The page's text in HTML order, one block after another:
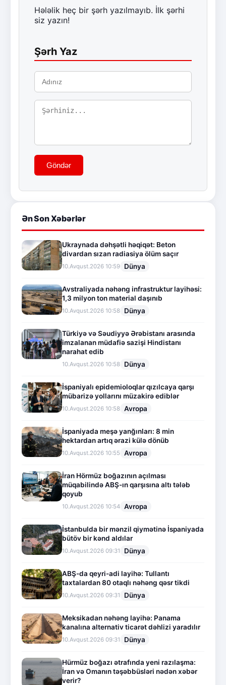
Hələlik heç bir şərh yazılmayıb. İlk şərhi
siz yazın!
Şərh Yaz
Göndər
Ən Son Xəbərlər
Ukraynada dəhşətli həqiqət: Beton
divardan sızan radiasiya ölüm saçır
10.Avqust.2026 10:59 Dünya
Avstraliyada nəhəng infrastruktur layihəsi:
1,3 milyon ton material daşınıb
10.Avqust.2026 10:58 Dünya
Türkiyə və Səudiyyə Ərəbistanı arasında
imzalanan müdafiə sazişi Hindistanı
narahat edib
10.Avqust.2026 10:58 Dünya
İspaniyalı epidemioloqlar qızılcaya qarşı
mübarizə yollarını müzakirə ediblər
10.Avqust.2026 10:58 Avropa
İspaniyada meşə yanğınları: 8 min
hektardan artıq ərazi külə dönüb
10.Avqust.2026 10:55 Avropa
İran Hörmüz boğazının açılması
müqabilində ABŞ-ın qarşısına altı tələb
qoyub
10.Avqust.2026 10:54 Avropa
İstanbulda bir mənzil qiymətinə İspaniyada
bütöv bir kənd aldılar
10.Avqust.2026 09:31 Dünya
ABŞ-da qeyri-adi layihə: Tullantı
taxtalardan 80 otaqlı nəhəng qəsr tikdi
10.Avqust.2026 09:31 Dünya
Meksikadan nəhəng layihə: Panama
kanalına alternativ ticarət dəhlizi yaradılır
10.Avqust.2026 09:31 Dünya
Hürmüz boğazı ətrafında yeni razılaşma:
İran və Omanın təşəbbüsləri nədən xəbər
verir?